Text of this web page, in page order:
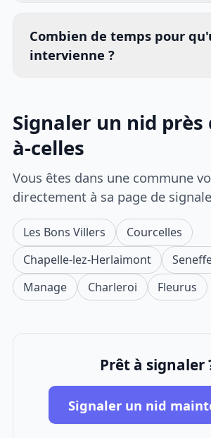
Combien de temps pour
intervienne ?
Signaler un nid près
à-celles
Vous êtes dans une commune
directement à sa page de
Les Bons Villers
Courcelles
Chapelle-lez-Herlaimont
Manage
Charleroi Fleurus
Prêt à signaler
Signaler un nid